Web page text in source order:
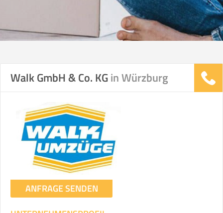
Walk GmbH & Co. KGin Würzburg
ANFRAGE SENDEN